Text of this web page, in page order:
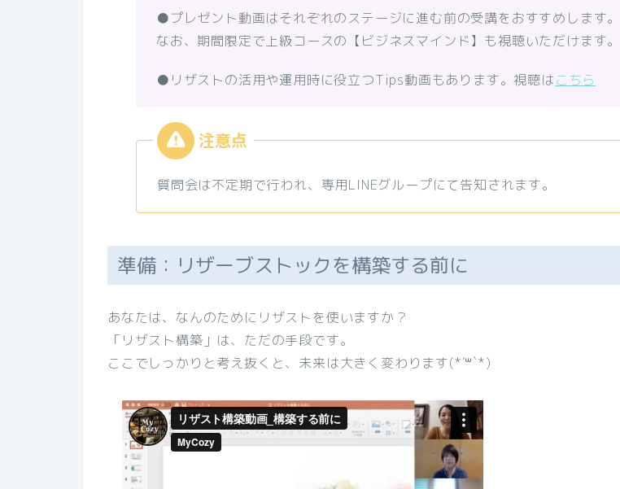
●プレゼント動画はそれぞれのステージに進む前の受講をおすすめします。
なお、期間限定で上級コースの【ビジネスマインド】も視聴いただけます。
●リザストの活用や運用時に役立つTips動画もあります。視聴はこちら
質問会は不定期で行われ、専用LINEグループにて告知されます。
準備：リザーブストックを構築する前に
あなたは、なんのためにリザストを使いますか？
「リザスト構築」は、ただの手段です。
ここでしっかりと考え抜くと、未来は大きく変わります(*´꒳`*)